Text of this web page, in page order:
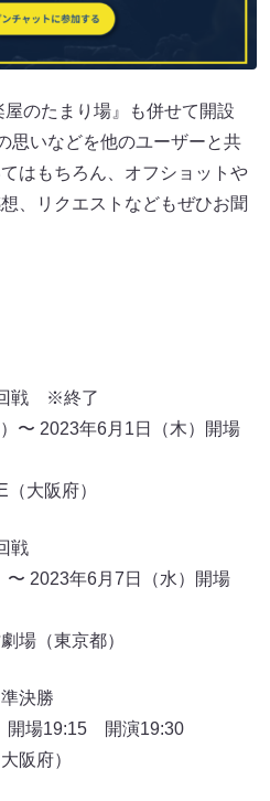
のたまり場』も併せて開設
思いなどを他のユーザーと共
はもちろん、オフショットや
、リクエストなどもぜひお聞
回戦 ※終了
〜 2023年6月1日（木）開場
大阪府）
戦
〜 2023年6月7日（水）開場
場（東京都）
決勝
開場19:15 開演19:30
阪府）